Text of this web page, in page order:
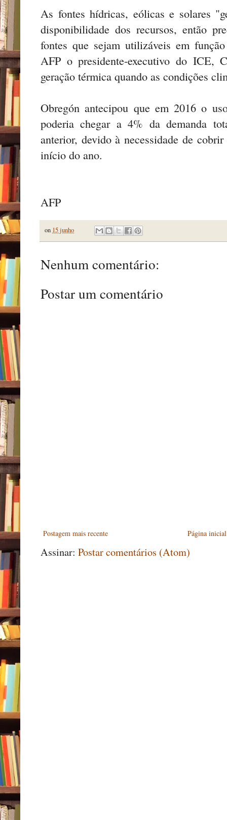
As fontes hídricas, eólicas e solares
disponibilidade dos recursos, então
fontes que sejam utilizáveis em
AFP o presidente-executivo do ICE,
geração térmica quando as condições
Obregón antecipou que em 2016 o
poderia chegar a 4% da demanda
anterior, devido à necessidade de
início do ano.
AFP
on 15 junho
Nenhum comentário:
Postar um comentário
Postagem mais recente Página inicial
Assinar: Postar comentários (Atom)